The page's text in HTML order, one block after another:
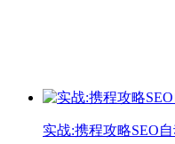
实战:携程攻略SEO